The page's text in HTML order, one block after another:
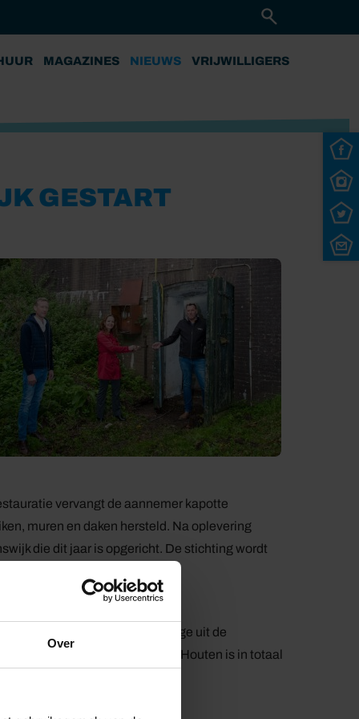
Over
MAGAZINES NIEUWS VRIJWILLIGERS
GESTART
vervangt de aannemer kapotte
muren en daken hersteld. Na oplevering
die dit jaar is opgericht. De stichting wordt
2,35 miljoen. Dit is een bijdrage uit de
bijdrage van de gemeente Houten is in totaal